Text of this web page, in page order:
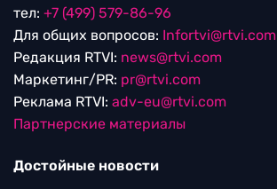
тел: +7 (499) 579-86-96
Для общих вопросов: Infortvi@rtvi.com
Редакция RTVI: news@rtvi.com
Маркетинг/PR: pr@rtvi.com
Реклама RTVI: adv-eu@rtvi.com
Партнерские материалы
Достойные новости